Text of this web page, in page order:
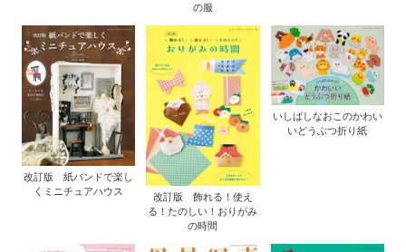
の服
改訂版 紙バンドで楽し
くミニチュアハウス
改訂版 飾れる！使え
る！たのしい！おりがみ
の時間
いしばしなおこのかわい
いどうぶつ折り紙